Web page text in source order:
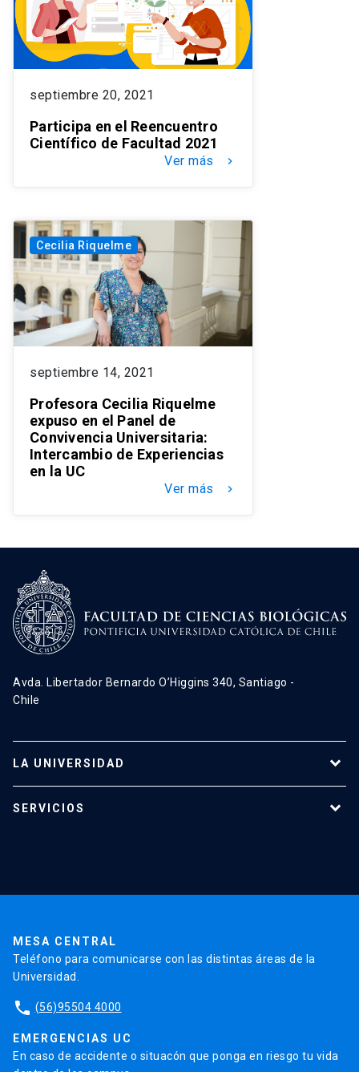
septiembre 20, 2021
Participa en el Reencuentro
Científico de Facultad 2021
Ver más keyboard_arrow_right
Cecilia Riquelme
septiembre 14, 2021
Profesora Cecilia Riquelme
expuso en el Panel de
Convivencia Universitaria:
Intercambio de Experiencias
en la UC
Ver más keyboard_arrow_right
Avda. Libertador Bernardo O’Higgins 340, Santiago -
Chile
LA UNIVERSIDAD
SERVICIOS
MESA CENTRAL
Teléfono para comunicarse con las distintas áreas de la
Universidad.
phone (56)95504 4000
EMERGENCIAS UC
En caso de accidente o situacón que ponga en riesgo tu vida